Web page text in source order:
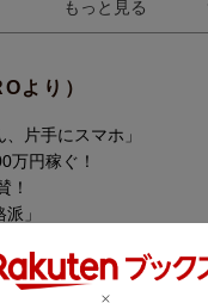
ホでデイトレ!?
の手順」
いているかを知る
うなキーワード（テーマ）
を「安いとき（逆張り）」
より）
片手にスマホ」
万円稼ぐ！
！
」
考とルールがわかる！」
でデイトレ!?